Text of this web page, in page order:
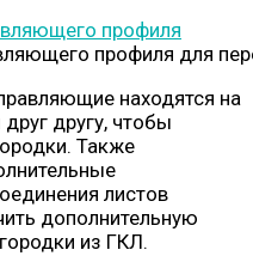
профиля для
находятся на
другу, чтобы
Также
листов
дополнительную
из ГКЛ.